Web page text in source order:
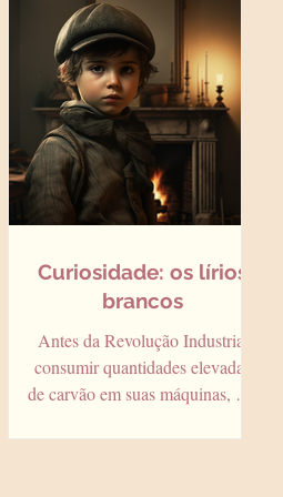
Curiosidade: os lírios
brancos
Antes da Revolução Industrial
consumir quantidades elevadas
de carvão em suas máquinas, um